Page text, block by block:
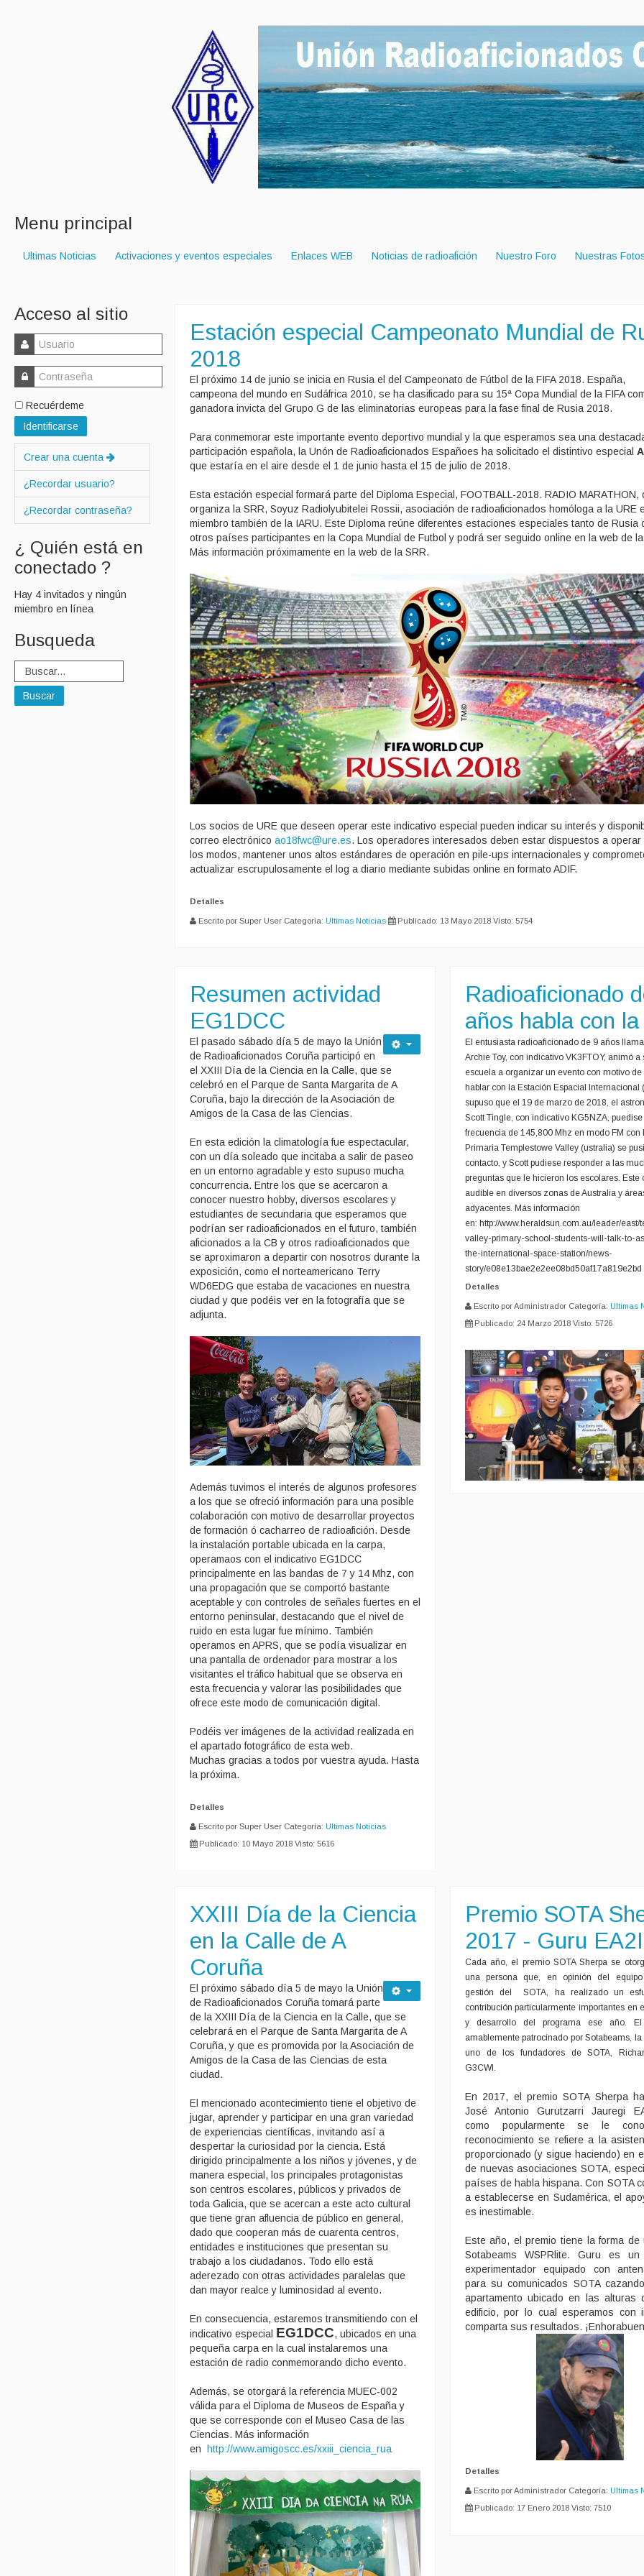
Menu principal
Ultimas Noticias Activaciones y eventos especiales Enlaces WEB Noticias de radioafición Nuestro Foro Nuestras
Acceso al sitio
Recuérdeme
Identificarse
Crear una cuenta
¿Recordar usuario?
¿Recordar contraseña?
¿ Quién está en
conectado ?
Hay 4 invitados y ningún
miembro en línea
Busqueda
Buscar
Estación especial Campeonato Mundial de
2018
El próximo 14 de junio se inicia en Rusia el del Campeonato de Fútbol de la FIFA 2018. España,
campeona del mundo en Sudáfrica 2010, se ha clasificado para su 15ª Copa Mundial de la FIFA
ganadora invicta del Grupo G de las eliminatorias europeas para la fase final de Rusia 2018.
Para conmemorar este importante evento deportivo mundial y la que esperamos sea una
participación española, la Unón de Radioaficionados Españoes ha solicitado el distintivo especial
que estaría en el aire desde el 1 de junio hasta el 15 de julio de 2018.
Esta estación especial formará parte del Diploma Especial, FOOTBALL-2018. RADIO MARATHON,
organiza la SRR, Soyuz Radiolyubitelei Rossii, asociación de radioaficionados homóloga a la URE
miembro también de la IARU. Este Diploma reúne diferentes estaciones especiales tanto de Rusia
otros países participantes en la Copa Mundial de Futbol y podrá ser seguido online en la web de
Más información próximamente en la web de la SRR.
Los socios de URE que deseen operar este indicativo especial pueden indicar su interés y
correo electrónico ao18fwc@ure.es. Los operadores interesados deben estar dispuestos a operar
los modos, mantener unos altos estándares de operación en pile-ups internacionales y
actualizar escrupulosamente el log a diario mediante subidas online en formato ADIF.
Detalles
Escrito por Super User Categoría: Ultimas Noticias Publicado: 13 Mayo 2018 Visto: 5754
Resumen actividad
EG1DCC
El pasado sábado día 5 de mayo la Unión
de Radioaficionados Coruña participó en
el XXIII Día de la Ciencia en la Calle, que se
celebró en el Parque de Santa Margarita de A
Coruña, bajo la dirección de la Asociación de
Amigos de la Casa de las Ciencias.
En esta edición la climatología fue espectacular,
con un día soleado que incitaba a salir de paseo
en un entorno agradable y esto supuso mucha
concurrencia. Entre los que se acercaron a
conocer nuestro hobby, diversos escolares y
estudiantes de secundaria que esperamos que
podrían ser radioaficionados en el futuro, también
aficionados a la CB y otros radioaficionados que
se aproximaron a departir con nosotros durante la
exposición, como el norteamericano Terry
WD6EDG que estaba de vacaciones en nuestra
ciudad y que podéis ver en la fotografía que se
adjunta.
Además tuvimos el interés de algunos profesores
a los que se ofreció información para una posible
colaboración con motivo de desarrollar proyectos
de formación ó cacharreo de radioafición. Desde
la instalación portable ubicada en la carpa,
operamaos con el indicativo EG1DCC
principalmente en las bandas de 7 y 14 Mhz, con
una propagación que se comportó bastante
aceptable y con controles de señales fuertes en el
entorno peninsular, destacando que el nivel de
ruido en esta lugar fue mínimo. También
operamos en APRS, que se podía visualizar en
una pantalla de ordenador para mostrar a los
visitantes el tráfico habitual que se observa en
esta frecuencia y valorar las posibilidades que
ofrece este modo de comunicación digital.
Podéis ver imágenes de la actividad realizada en
el apartado fotográfico de esta web.
Muchas gracias a todos por vuestra ayuda. Hasta
la próxima.
Detalles
Escrito por Super User Categoría: Ultimas Noticias
Publicado: 10 Mayo 2018 Visto: 5616
Radioaficionado
años habla con
El entusiasta radioaficionado de 9 años
Archie Toy, con indicativo VK3FTOY, animó a
escuela a organizar un evento con motivo de
hablar con la Estación Espacial Internacional
supuso que el 19 de marzo de 2018, el
Scott Tingle, con indicativo KG5NZA,
frecuencia de 145,800 Mhz en modo FM con
Primaria Templestowe Valley (ustralia) se
contacto, y Scott pudiese responder a las
preguntas que le hicieron los escolares. Este
audible en diversos zonas de Australia y
adyacentes. Más información
en: http://www.heraldsun.com.au/leader/east/
valley-primary-school-students-will-talk-to-
the-international-space-station/news-
story/e08e13bae2e2ee08bd50af17a819e2bd
Detalles
Escrito por Administrador Categoría: Ultimas
Publicado: 24 Marzo 2018 Visto: 5726
XXIII Día de la Ciencia
en la Calle de A
Coruña
El próximo sábado día 5 de mayo la Unión
de Radioaficionados Coruña tomará parte
de la XXIII Día de la Ciencia en la Calle, que se
celebrará en el Parque de Santa Margarita de A
Coruña, y que es promovida por la Asociación de
Amigos de la Casa de las Ciencias de esta
ciudad.
El mencionado acontecimiento tiene el objetivo de
jugar, aprender y participar en una gran variedad
de experiencias científicas, invitando así a
despertar la curiosidad por la ciencia. Está
dirigido principalmente a los niños y jóvenes, y de
manera especial, los principales protagonistas
son centros escolares, públicos y privados de
toda Galicia, que se acercan a este acto cultural
que tiene gran afluencia de público en general,
dado que cooperan más de cuarenta centros,
entidades e instituciones que presentan su
trabajo a los ciudadanos. Todo ello está
aderezado con otras actividades paralelas que
dan mayor realce y luminosidad al evento.
En consecuencia, estaremos transmitiendo con el
indicativo especial EG1DCC, ubicados en una
pequeña carpa en la cual instalaremos una
estación de radio conmemorando dicho evento.
Además, se otorgará la referencia MUEC-002
válida para el Diploma de Museos de España y
que se corresponde con el Museo Casa de las
Ciencias. Más información
en
http://www.amigoscc.es/xxiii_ciencia_rua
Premio SOTA
2017 - Guru
Cada año, el premio SOTA Sherpa se
una persona que, en opinión del
gestión del SOTA, ha realizado un
contribución particularmente importantes en
y desarrollo del programa ese año.
amablemente patrocinado por Sotabeams,
uno de los fundadores de SOTA,
G3CWI.
En 2017, el premio SOTA Sherpa
José Antonio Gurutzarri Jauregi
como popularmente se le
reconocimiento se refiere a la
proporcionado (y sigue haciendo) en
de nuevas asociaciones SOTA,
países de habla hispana. Con SOTA
a establecerse en Sudamérica, el
es inestimable.
Este año, el premio tiene la forma de
Sotabeams WSPRlite. Guru es un
experimentador equipado con
para su comunicados SOTA
apartamento ubicado en las alturas
edificio, por lo cual esperamos con
comparta sus resultados.
Detalles
Escrito por Administrador Categoría: Ultimas
Publicado: 17 Enero 2018 Visto: 7510